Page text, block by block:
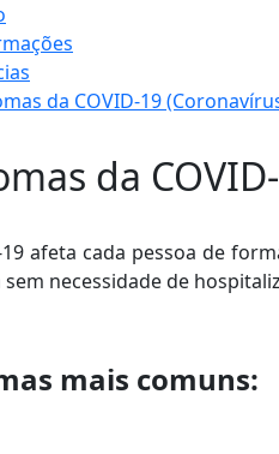
da COVID-19
da
19 afeta cada pessoa de
necessidade de
mais comuns: